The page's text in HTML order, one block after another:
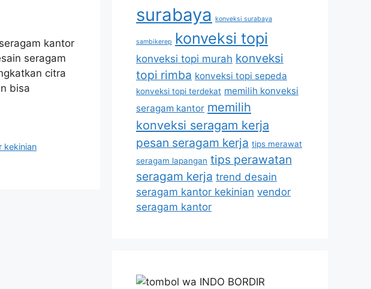
kantor
seragam
citra
bisa
kekinian
surabaya konveksi surabaya
sambikerep konveksi topi
konveksi topi murah konveksi
topi rimba konveksi topi sepeda
konveksi topi terdekat memilih konveksi
seragam kantor memilih
konveksi seragam kerja
pesan seragam kerja tips merawat
seragam lapangan tips perawatan
seragam kerja trend desain
seragam kantor kekinian vendor
seragam kantor